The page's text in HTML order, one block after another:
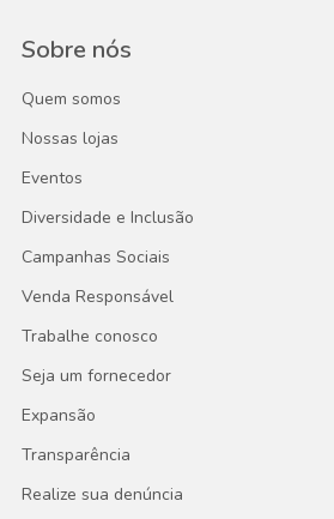
Sobre nós
Quem somos
Nossas lojas
Eventos
Diversidade e Inclusão
Campanhas Sociais
Venda Responsável
Trabalhe conosco
Seja um fornecedor
Expansão
Transparência
Realize sua denúncia